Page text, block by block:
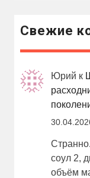
Свежие
Юрий к
соул 2,
объём